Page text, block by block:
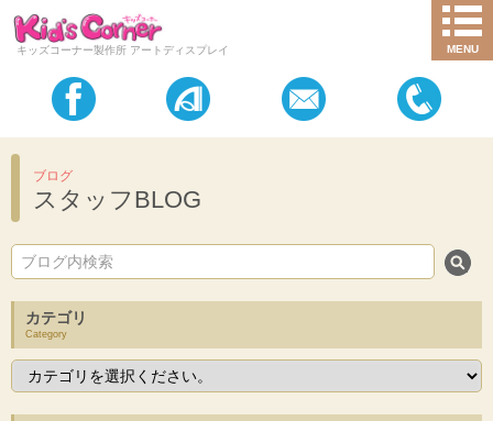
キッズコーナー製作所 アートディスプレイ MENU
ブログ
スタッフBLOG
カテゴリ
Category